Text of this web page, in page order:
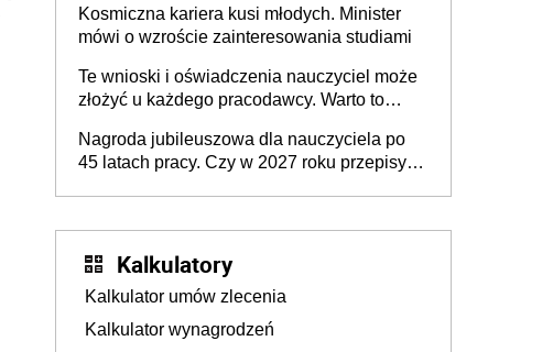
Kosmiczna kariera kusi młodych. Minister
mówi o wzroście zainteresowania studiami
Te wnioski i oświadczenia nauczyciel może
złożyć u każdego pracodawcy. Warto to
szkolnego 2026/2027
Nagroda jubileuszowa dla nauczyciela po
45 latach pracy. Czy w 2027 roku przepisy
Kalkulatory
Kalkulator umów zlecenia
Kalkulator wynagrodzeń